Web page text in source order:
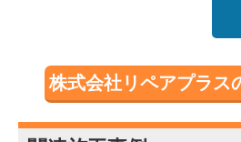
株式会社リペアプラス